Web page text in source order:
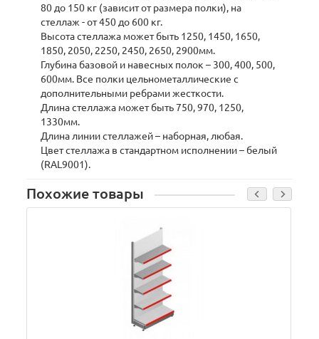
80 до 150 кг (зависит от размера полки), на
стеллаж - от 450 до 600 кг.
Высота стеллажа может быть 1250, 1450, 1650,
1850, 2050, 2250, 2450, 2650, 2900мм.
Глубина базовой и навесных полок – 300, 400, 500,
600мм. Все полки цельнометаллические с
дополнительными ребрами жесткости.
Длина стеллажа может быть 750, 970, 1250,
1330мм.
Длина линии стеллажей – наборная, любая.
Цвет стеллажа в стандартном исполнении – белый
(RAL9001).
Похожие товары